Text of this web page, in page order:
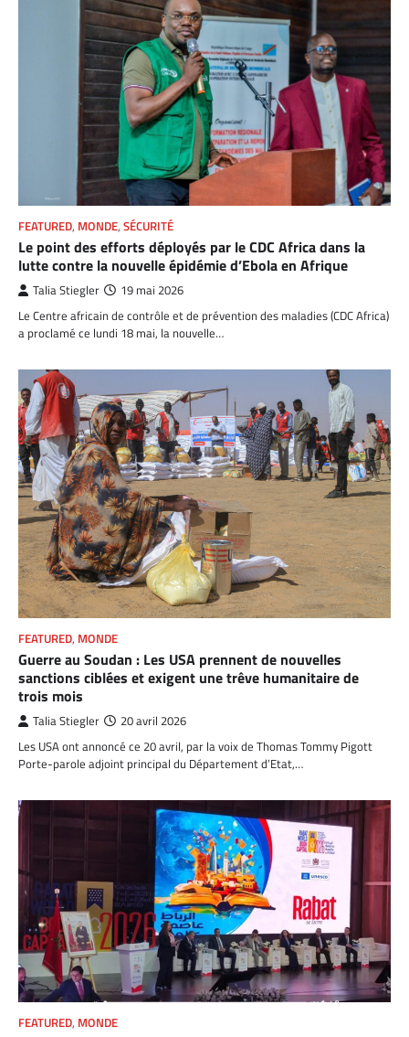
FEATURED, MONDE, SÉCURITÉ
Le point des efforts déployés par le CDC Africa dans la
lutte contre la nouvelle épidémie d’Ebola en Afrique
Talia Stiegler 19 mai 2026
Le Centre africain de contrôle et de prévention des maladies (CDC Africa)
a proclamé ce lundi 18 mai, la nouvelle…
FEATURED, MONDE
Guerre au Soudan : Les USA prennent de nouvelles
sanctions ciblées et exigent une trêve humanitaire de
trois mois
Talia Stiegler 20 avril 2026
Les USA ont annoncé ce 20 avril, par la voix de Thomas Tommy Pigott
Porte-parole adjoint principal du Département d’Etat,…
FEATURED, MONDE